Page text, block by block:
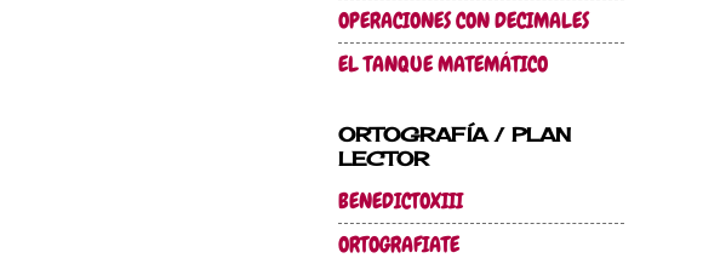
OPERACIONES CON DECIMALES
EL TANQUE MATEMÁTICO
ORTOGRAFÍA / PLAN
LECTOR
BENEDICTOXIII
ORTOGRAFIATE